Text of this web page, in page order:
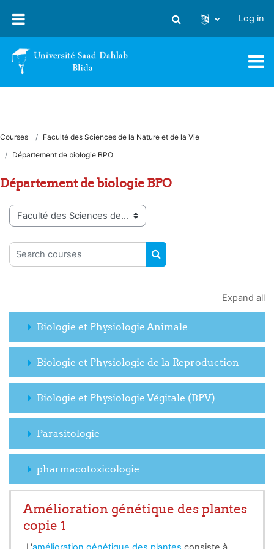
Toggle search input
Log in
Courses
Faculté des Sciences de la Nature et de la Vie
Département de biologie BPO
Département de biologie BPO
Course categories
Search courses
SEARCH COURSES
Expand all
Biologie et Physiologie Animale
Biologie et Physiologie de la Reproduction
Biologie et Physiologie Végitale (BPV)
Parasitologie
pharmacotoxicologie
Amélioration génétique des plantes
copie 1